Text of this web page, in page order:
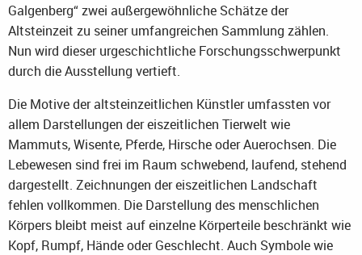
Galgenberg“ zwei außergewöhnliche Schätze der
Altsteinzeit zu seiner umfangreichen Sammlung zählen.
Nun wird dieser urgeschichtliche Forschungsschwerpunkt
durch die Ausstellung vertieft.
Die Motive der altsteinzeitlichen Künstler umfassten vor
allem Darstellungen der eiszeitlichen Tierwelt wie
Mammuts, Wisente, Pferde, Hirsche oder Auerochsen. Die
Lebewesen sind frei im Raum schwebend, laufend, stehend
dargestellt. Zeichnungen der eiszeitlichen Landschaft
fehlen vollkommen. Die Darstellung des menschlichen
Körpers bleibt meist auf einzelne Körperteile beschränkt wie
Kopf, Rumpf, Hände oder Geschlecht. Auch Symbole wie